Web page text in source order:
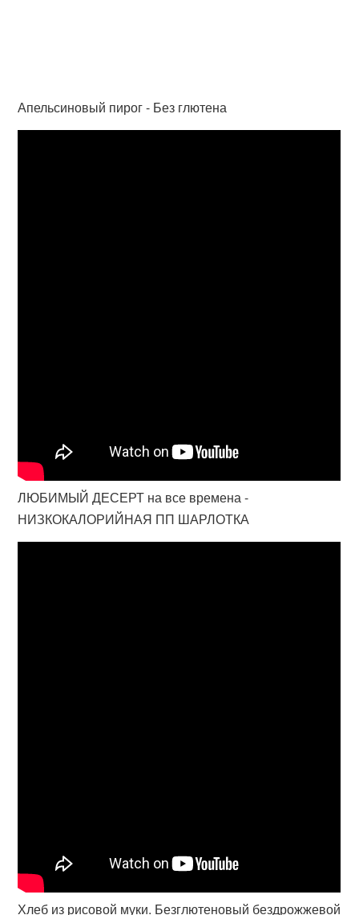
Апельсиновый пирог - Без глютена
ЛЮБИМЫЙ ДЕСЕРТ на все времена -
НИЗКОКАЛОРИЙНАЯ ПП ШАРЛОТКА
Хлеб из рисовой муки. Безглютеновый бездрожжевой